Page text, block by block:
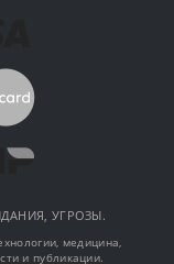
УГРОЗЫ.
медицина,
и публикации.